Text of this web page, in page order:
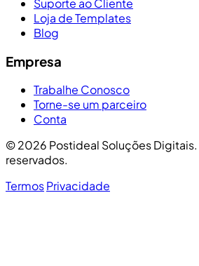
Suporte ao Cliente
Loja de Templates
Blog
Empresa
Trabalhe Conosco
Torne-se um parceiro
Conta
© 2026 Postideal Soluções
reservados.
TermosPrivacidade